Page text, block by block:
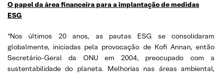
O papel da área financeira para a implantação de medidas
ESG
“Nos últimos 20 anos, as pautas ESG se consolidaram
globalmente, iniciadas pela provocação de Kofi Annan, então
Secretário-Geral da ONU em 2004, preocupado com a
sustentabilidade do planeta. Melhorias nas áreas ambiental,